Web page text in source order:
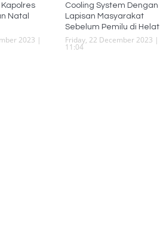
Natal
2023 |
Cooling System Dengan
Lapisan Masyarakat
Sebelum Pemilu di Helat
Friday, 22 December 2023 |
11:04